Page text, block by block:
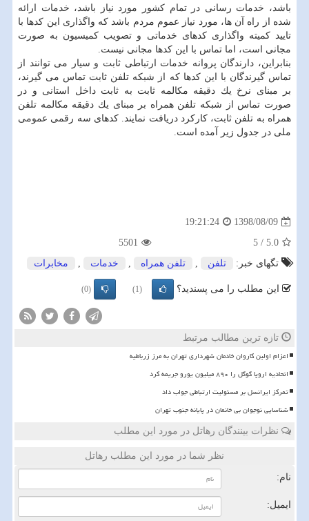
باشد، خدمات رسانی در تمام كشور مورد نیاز باشد، خدمات ارائه
شده از راه آن­ ها، مورد نیاز عموم مردم باشد كه واگذاری این كدها با
تایید كمیته واگذاری كدهای خدماتی و تصویب كمیسیون به صورت
مجانی است، اما تماس با این كدها مجانی نیست.
بنابراین، دارندگان پروانه خدمات ارتباطی ثابت و سیار می­ توانند از
تماس گیرندگان با این كدها كه از شبكه تلفن ثابت تماس می­ گیرند،
بر مبنای نرخ یك دقیقه مكالمه ثابت به ثابت داخل استانی و در
صورت تماس از شبكه تلفن همراه بر مبنای یك دقیقه مكالمه تلفن
همراه به تلفن ثابت، كاركرد دریافت نمایند. كدهای سه رقمی عمومی
ملی در جدول زیر آمده است.
1398/08/09
19:21:24
5.0
/
5
5501
تگهای خبر:
تلفن , تلفن همراه , خدمات , مخابرات
این مطلب را می پسندید؟ (1)
(0)
تازه ترین مطالب مرتبط
اعزام اولین کاروان خادمان شهرداری تهران به مرز زرباطیه
اتحادیه اروپا گوگل را ۸۹۰ میلیون یورو جریمه کرد
تمرکز ایرانسل بر مسئولیت ارتباطی جواب داد
شناسایی نوجوان بی خانمان در پایانه جنوب تهران
نظرات بینندگان رهاتل در مورد این مطلب
نظر شما در مورد این مطلب رهاتل
نام:
ایمیل: